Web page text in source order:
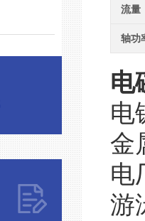
流量
轴功
电
电
金
电
游